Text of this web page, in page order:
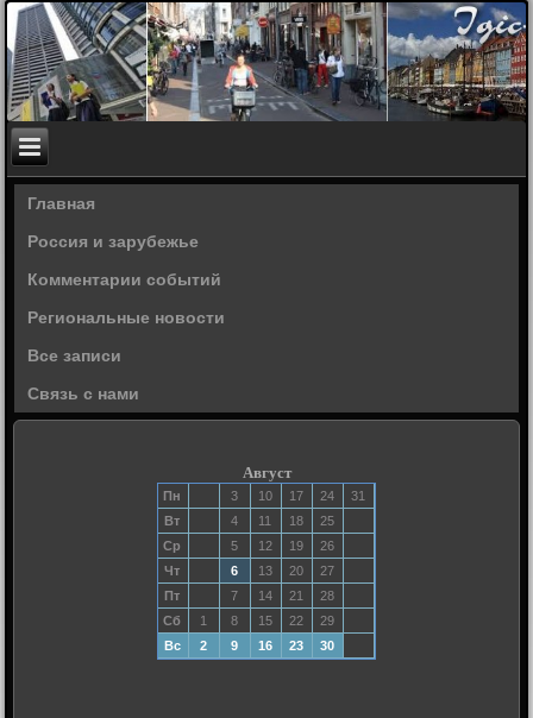
Главная
Россия и зарубежье
Комментарии событий
Региональные новости
Все записи
Связь с нами
Август
Пн 3 10 17 24
31
Вт
4 11 18
25
Ср
5 12 19
26
Чт
6 13 20
27
Пт
7 14 21
28
Сб
1 8 15 22
29
Вс
2 9 16 23 30